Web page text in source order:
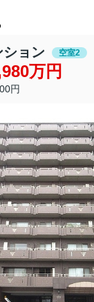
ョン 空室2
万円
円